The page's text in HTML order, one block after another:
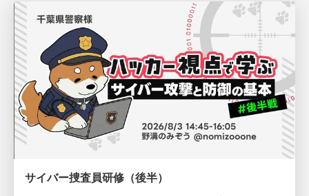
サイバー捜査員研修（後半）